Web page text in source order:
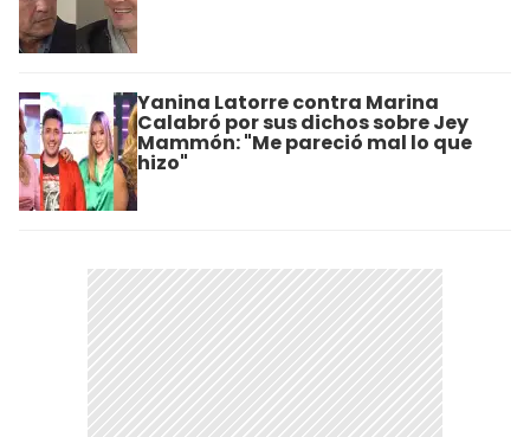
Yanina Latorre contra Marina
Calabró por sus dichos sobre Jey
Mammón: "Me pareció mal lo que
hizo"